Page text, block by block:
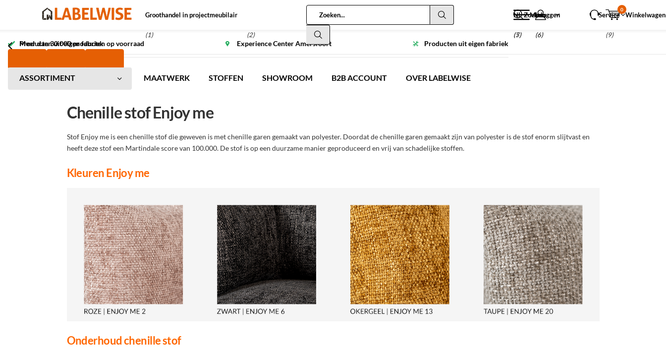
Groothandel in projectmeubilair
(1) (2)
NL Zoeken
(5)
Inloggen
(6)
Menu
(7)
Service Winkelwagen
0
(9)
Meer dan 30.000 producten op voorraad Experience Center Amersfoort Producten uit eigen fabriek
Producten uit eigen fabriek
ASSORTIMENT MAATWERK STOFFEN SHOWROOM B2B ACCOUNT OVER LABELWISE
Chenille stof Enjoy me
Stof Enjoy me is een chenille stof die geweven is met chenille garen gemaakt van polyester. Doordat de chenille garen gemaakt zijn van polyester is de stof enorm slijtvast en
heeft deze stof een Martindale score van 100.000. De stof is op een duurzame manier geproduceerd en vrij van schadelijke stoffen.
Kleuren Enjoy me
Onderhoud chenille stof